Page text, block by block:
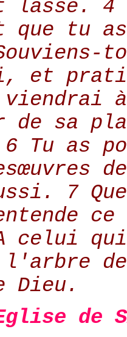
lassé. 4
tu as
et
de sa
6 Tu as
7
celui
l'arbre
Dieu.
de